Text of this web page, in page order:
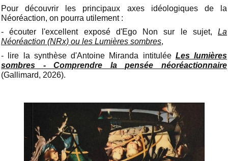
Pour découvrir les principaux axes idéologiques de la
Néoréaction, on pourra utilement :
- écouter l'excellent exposé d'Ego Non sur le sujet, La
Néoréaction (NRx) ou les Lumières sombres,
- lire la synthèse d'Antoine Miranda intitulée Les lumières
sombres - Comprendre la pensée néoréactionnaire
(Gallimard, 2026).